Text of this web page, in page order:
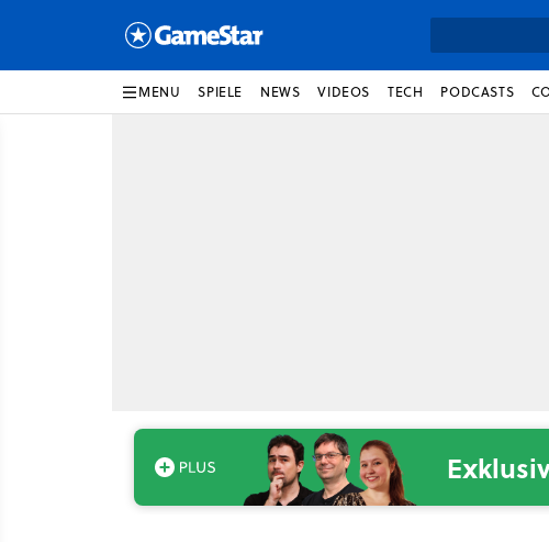
MENU SPIELE NEWS VIDEOS TECH PODCASTS